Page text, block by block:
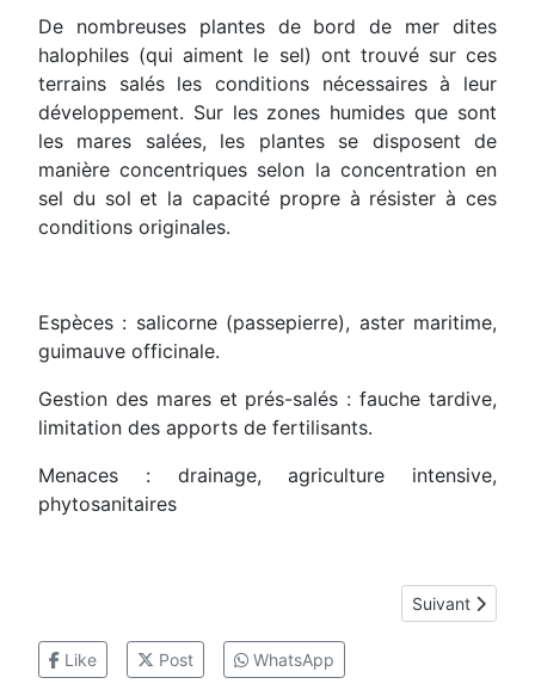
De nombreuses plantes de bord de mer dites
halophiles (qui aiment le sel) ont trouvé sur ces
terrains salés les conditions nécessaires à leur
développement. Sur les zones humides que sont
les mares salées, les plantes se disposent de
manière concentriques selon la concentration en
sel du sol et la capacité propre à résister à ces
conditions originales.
Espèces : salicorne (passepierre), aster maritime,
guimauve officinale.
Gestion des mares et prés-salés : fauche tardive,
limitation des apports de fertilisants.
Menaces : drainage, agriculture intensive,
phytosanitaires
Article suivant
Suivant
Like Post WhatsApp